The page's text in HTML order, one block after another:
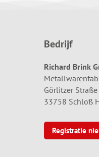
Bedrijf
Richard Brink
Görlitzer Straße
33758 Schloß
Registratie